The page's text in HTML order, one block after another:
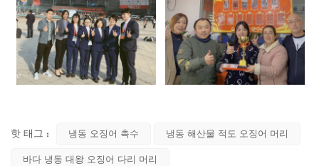
핫 태그 : 냉동 오징어 촉수 냉동 해산물 적도 오징어 머리
바다 냉동 대왕 오징어 다리 머리